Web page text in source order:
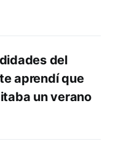
del
aprendí que
un verano